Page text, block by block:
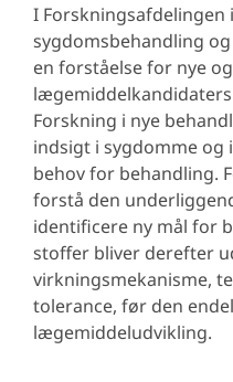
I
sygdomsbehandling
en forståelse for nye
Forskning i nye
indsigt i sygdomme
behov for behandling.
forstå den
identificere ny mål for
stoffer bliver derefter
virkningsmekanisme,
tolerance, før den
lægemiddeludvikling.